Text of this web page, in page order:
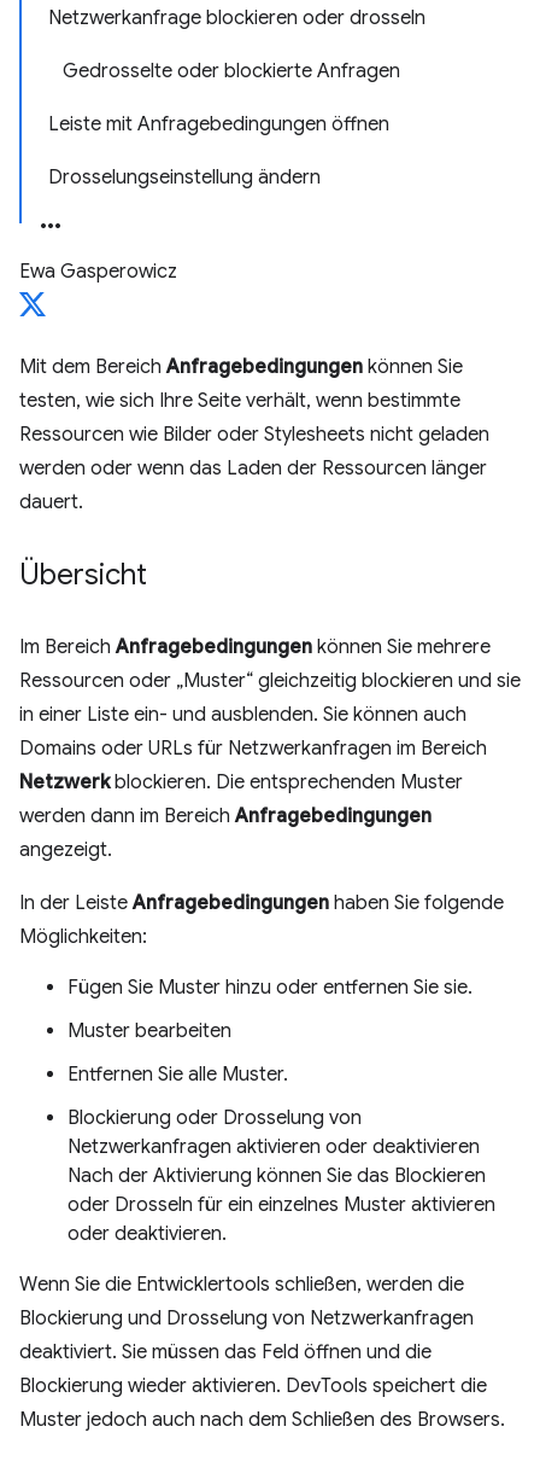
Netzwerkanfrage blockieren oder drosseln
Gedrosselte oder blockierte Anfragen
Leiste mit Anfragebedingungen öffnen
Drosselungseinstellung ändern
Ewa Gasperowicz
Mit dem BereichAnfragebedingungen können Sie
testen, wie sich Ihre Seite verhält, wenn bestimmte
Ressourcen wie Bilder oder Stylesheets nicht geladen
werden oder wenn das Laden der Ressourcen länger
dauert.
Übersicht
Im BereichAnfragebedingungen können Sie mehrere
Ressourcen oder „Muster“ gleichzeitig blockieren und sie
in einer Liste ein- und ausblenden. Sie können auch
Domains oder URLs für Netzwerkanfragen im Bereich
Netzwerkblockieren. Die entsprechenden Muster
werden dann im BereichAnfragebedingungen
angezeigt.
In der LeisteAnfragebedingungen haben Sie folgende
Möglichkeiten:
Fügen Sie Muster hinzu oder entfernen Sie sie.
Muster bearbeiten
Entfernen Sie alle Muster.
Blockierung oder Drosselung von
Netzwerkanfragen aktivieren oder deaktivieren
Nach der Aktivierung können Sie das Blockieren
oder Drosseln für ein einzelnes Muster aktivieren
oder deaktivieren.
Wenn Sie die Entwicklertools schließen, werden die
Blockierung und Drosselung von Netzwerkanfragen
deaktiviert. Sie müssen das Feld öffnen und die
Blockierung wieder aktivieren. DevTools speichert die
Muster jedoch auch nach dem Schließen des Browsers.